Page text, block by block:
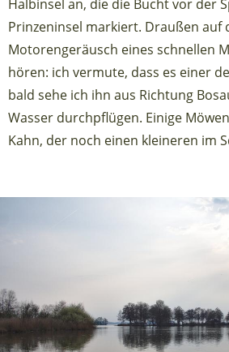
Halbinsel an, die die Bucht vor der
Prinzeninsel markiert. Draußen auf
Motorengeräusch eines schnellen
hören: ich vermute, dass es einer
bald sehe ich ihn aus Richtung
Wasser durchpflügen. Einige
Kahn, der noch einen kleineren im